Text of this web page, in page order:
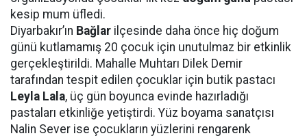
kesip mum üfledi.
Diyarbakır’ın Bağlar ilçesinde daha önce hiç doğum
günü kutlamamış 20 çocuk için unutulmaz bir etkinlik
gerçekleştirildi. Mahalle Muhtarı Dilek Demir
tarafından tespit edilen çocuklar için butik pastacı
Leyla Lala, üç gün boyunca evinde hazırladığı
pastaları etkinliğe yetiştirdi. Yüz boyama sanatçısı
Nalin Sever ise çocukların yüzlerini rengarenk